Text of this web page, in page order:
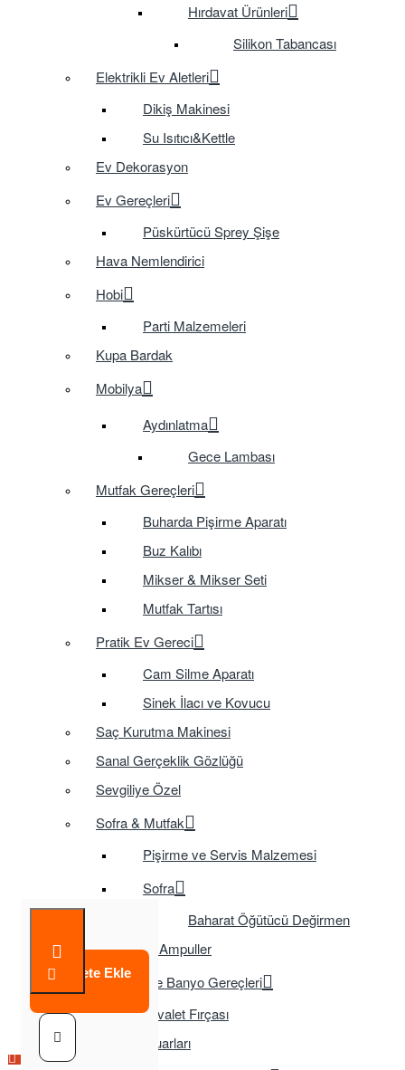
Hırdavat Ürünleri
Silikon Tabancası
Elektrikli Ev Aletleri
Dikiş Makinesi
Su Isıtıcı&Kettle
Ev Dekorasyon
Ev Gereçleri
Püskürtücü Sprey Şişe
Hava Nemlendirici
Hobi
Parti Malzemeleri
Kupa Bardak
Mobilya
Aydınlatma
Gece Lambası
Mutfak Gereçleri
Buharda Pişirme Aparatı
Buz Kalıbı
Mikser & Mikser Seti
Mutfak Tartısı
Pratik Ev Gereci
Cam Silme Aparatı
Sinek İlacı ve Kovucu
Saç Kurutma Makinesi
Sanal Gerçeklik Gözlüğü
Sevgiliye Özel
Sofra & Mutfak
Pişirme ve Servis Malzemesi
Sofra
Baharat Öğütücü Değirmen
Tasarruflu Ampuller
Temizlik ve Banyo Gereçleri
Tuvalet Fırçası
TV Aksesuarları
Sepete Ekle
Çok Satılan Ürün